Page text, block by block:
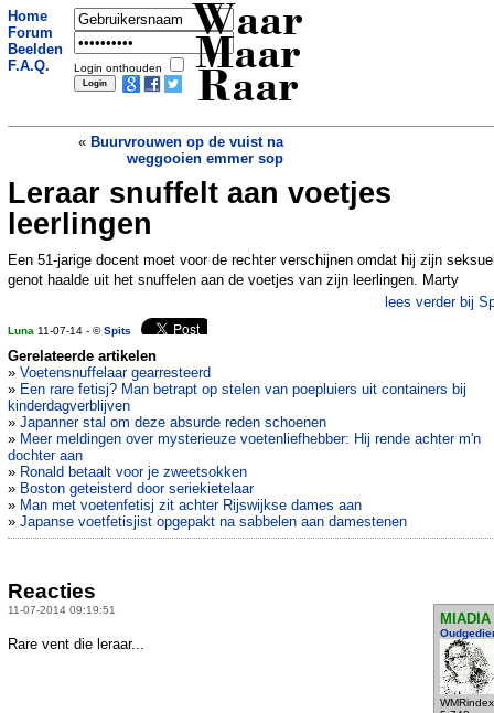
Home
Forum
Beelden
F.A.Q.
Login onthouden
Waar
Maar
Raar
« Buurvrouwen op de vuist na
weggooien emmer sop
Daten met een zak over je hoofd
Leraar snuffelt aan voetjes
leerlingen
Een 51-jarige docent moet voor de rechter verschijnen omdat hij zijn
genot haalde uit het snuffelen aan de voetjes van zijn leerlingen. Marty
lees verder bij
Luna 11-07-14 - ©Spits
Gerelateerde artikelen
» Voetensnuffelaar gearresteerd
» Een rare fetisj? Man betrapt op stelen van poepluiers uit containers bij
kinderdagverblijven
» Japanner stal om deze absurde reden schoenen
» Meer meldingen over mysterieuze voetenliefhebber: Hij rende achter m'n
dochter aan
» Ronald betaalt voor je zweetsokken
» Boston geteisterd door seriekietelaar
» Man met voetenfetisj zit achter Rijswijkse dames aan
» Japanse voetfetisjist opgepakt na sabbelen aan damestenen
Reacties
11-07-2014 09:19:51
MIADIA
Rare vent die leraar...